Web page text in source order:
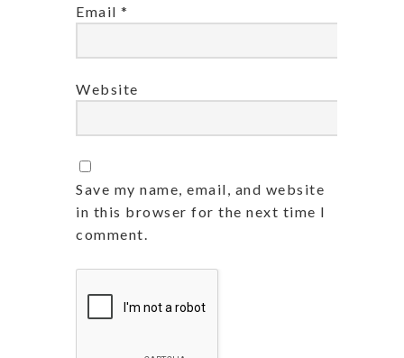
Email *
Website
Save my name, email, and website
in this browser for the next time I
comment.